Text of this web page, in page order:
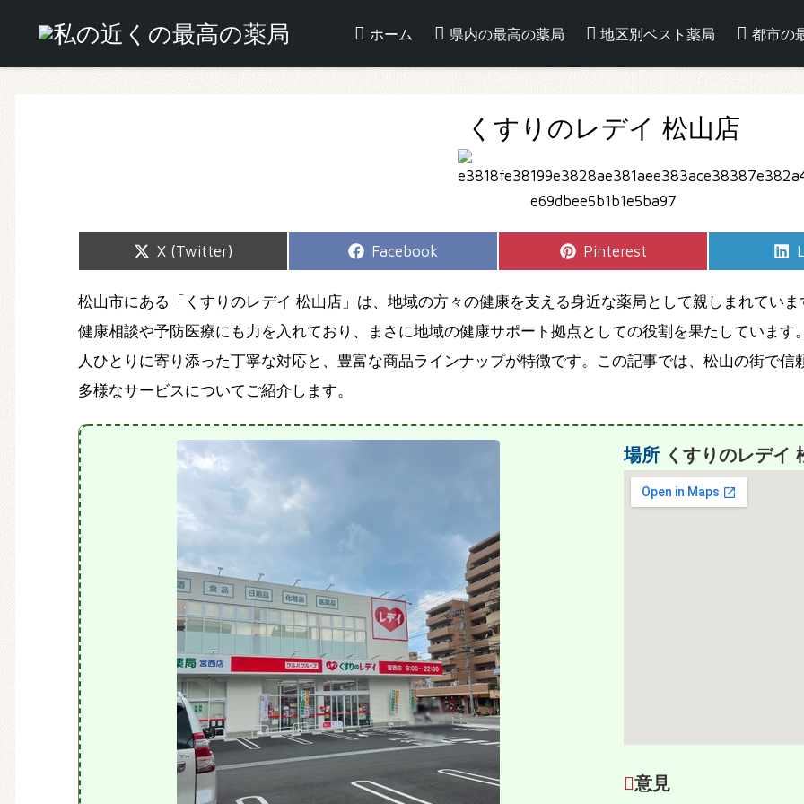
ホーム 県内の最高の薬局 地区別ベスト薬局 都市の
くすりのレデイ 松山店
Share
X (Twitter)
Share
Facebook
Share
Pinterest
松山市にある「くすりのレデイ 松山店」は、地域の方々の健康を支える身近な薬局として親しまれてい
健康相談や予防医療にも力を入れており、まさに地域の健康サポート拠点としての役割を果たしていま
人ひとりに寄り添った丁寧な対応と、豊富な商品ラインナップが特徴です。この記事では、松山の街で
多様なサービスについてご紹介します。
場所くすりのレデイ
意見